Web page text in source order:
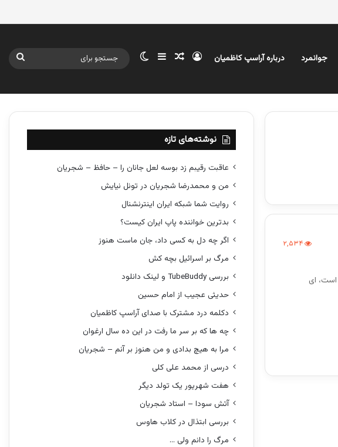
جوانمرد درباره آراسپ کاظمیان ورود نوشته تصادفی
سایدبار تغییر پوسته
۲,۵۳۴
ای
نوشته‌های تازه
عاقبت رقیبم زد بوسه لعل جانان را – حافظ – شجریان
من و محمدرضا شجریان در تونل نیایش
روایت شما شبکه ایران اینترنشنال
بدترین خواننده پاپ ایران کیست؟
اگر چه دل به کسی داد، جان ماست هنوز
مرگ بر اسرائیل بچه کش
بررسی TubeBuddy و لینک دانلود
حدیثی عجیب از امام حسین
دکلمه درد مشترک با صدای آراسپ کاظمیان
چه ها که بر سر ما رفت در این ده سال ارغوان
مرا به هیچ بدادی و من هنوز بر آنم – شجریان
درسی از محمد علی کلی
هفت شهریور یک تولد دیگر
آتش سودا – استاد شجریان
بررسی ابتذال در کلاب هاوس
مرگ را دانم ولی …